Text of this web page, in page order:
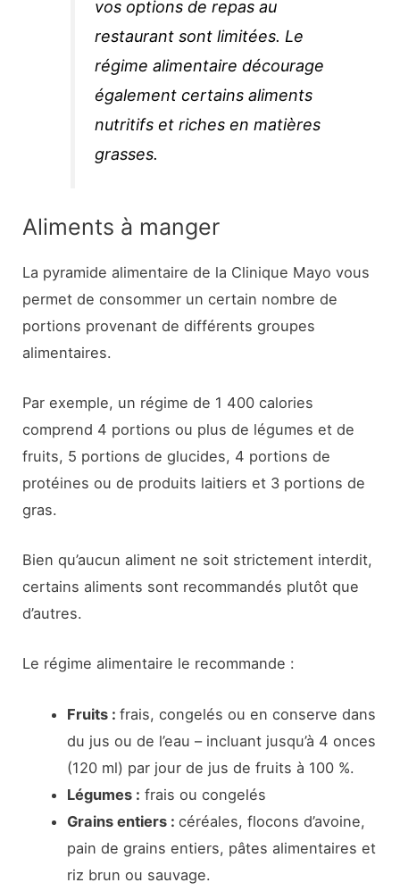
vos options de repas au
restaurant sont limitées. Le
régime alimentaire décourage
également certains aliments
nutritifs et riches en matières
grasses.
Aliments à manger
La pyramide alimentaire de la Clinique Mayo vous
permet de consommer un certain nombre de
portions provenant de différents groupes
alimentaires.
Par exemple, un régime de 1 400 calories
comprend 4 portions ou plus de légumes et de
fruits, 5 portions de glucides, 4 portions de
protéines ou de produits laitiers et 3 portions de
gras.
Bien qu’aucun aliment ne soit strictement interdit,
certains aliments sont recommandés plutôt que
d’autres.
Le régime alimentaire le recommande :
Fruits : frais, congelés ou en conserve dans
du jus ou de l’eau – incluant jusqu’à 4 onces
(120 ml) par jour de jus de fruits à 100 %.
Légumes : frais ou congelés
Grains entiers : céréales, flocons d’avoine,
pain de grains entiers, pâtes alimentaires et
riz brun ou sauvage.